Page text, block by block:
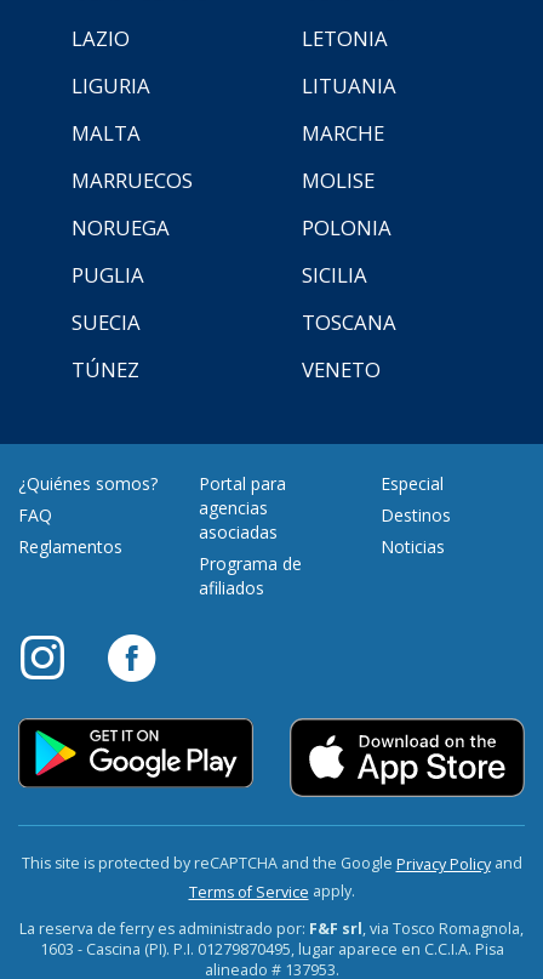
LAZIO
LETONIA
LIGURIA
LITUANIA
MALTA
MARCHE
MARRUECOS
MOLISE
NORUEGA
POLONIA
PUGLIA
SICILIA
SUECIA
TOSCANA
TÚNEZ
VENETO
¿Quiénes somos?
FAQ
Reglamentos
Portal para
agencias
asociadas
Programa de
afiliados
Especial
Destinos
Noticias
This site is protected by reCAPTCHA and the Google Privacy Policyand
Terms of Service apply.
La reserva de ferry es administrado por: F&F srl, via Tosco Romagnola,
1603 - Cascina (PI). P.I. 01279870495, lugar aparece en C.C.I.A. Pisa
alineado # 137953.